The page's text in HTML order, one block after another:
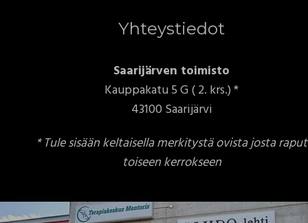
Yhteystiedot
Saarijärven toimisto
Kauppakatu 5 G ( 2. krs.) *
43100 Saarijärvi
* Tule sisään keltaisella merkitystä ovista josta raput
toiseen kerrokseen